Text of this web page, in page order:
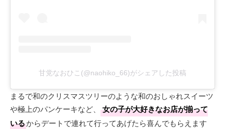
甘党なおひこ(@naohiko_66)がシェアした投稿
まるで和のクリスマスツリーのような和のおしゃれスイーツ
や極上のパンケーキなど、
女の子が大好きなお店が揃って
いるからデートで連れて行ってあげたら喜んでもらえます